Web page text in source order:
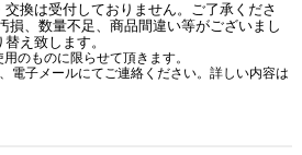
換は受付しておりません。ご了承くださ
損、数量不足、商品間違い等がございまし
え致します。
のものに限らせて頂きます。
電子メールにてご連絡ください。詳しい内容は